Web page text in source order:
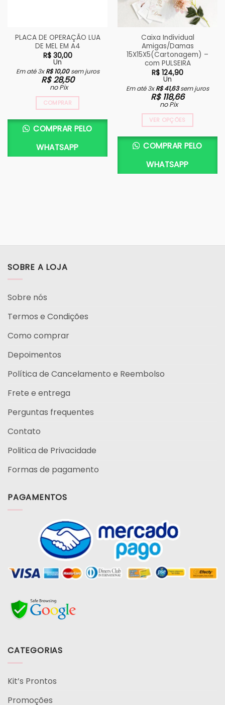
PLACA DE OPERAÇÃO LUA
DE MEL EM A4
R$30,00
Un
Em até 3xR$10,00sem juros
R$28,50
no Pix
COMPRAR
COMPRAR PELO
WHATSAPP
Caixa Individual
Amigas/Damas
15X15X5(Cartonagem) –
com PULSEIRA
R$ 124,90
Un
Em até 3xR$41,63sem juros
R$118,66
no Pix
VER OPÇÕES
COMPRAR PELO
WHATSAPP
SOBRE A LOJA
Sobre nós
Termos e Condições
Como comprar
Depoimentos
Política de Cancelamento e Reembolso
Frete e entrega
Perguntas frequentes
Contato
Politica de Privacidade
Formas de pagamento
PAGAMENTOS
CATEGORIAS
Kit’s Prontos
Promoções